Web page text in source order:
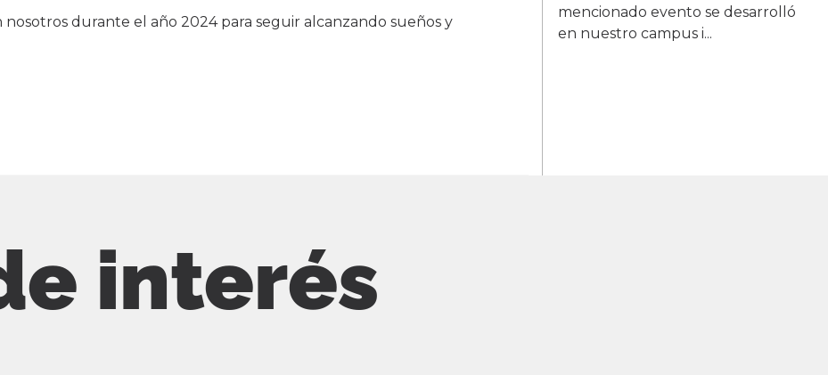
durante el año 2024 para seguir alcanzando sueños y
mencionado evento se desarrolló
en nuestro campus i...
interés